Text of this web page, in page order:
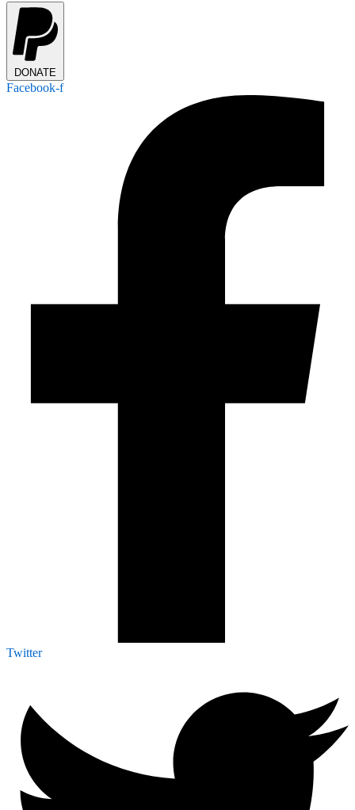
DONATE
Facebook-f
Twitter